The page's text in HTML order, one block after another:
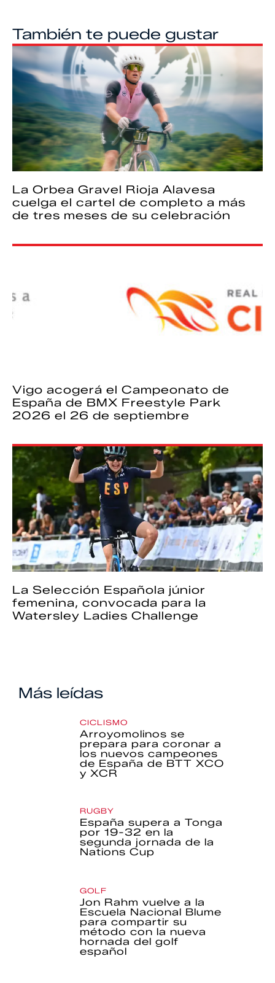
También te puede gustar
La Orbea Gravel Rioja Alavesa
cuelga el cartel de completo a más
de tres meses de su celebración
Vigo acogerá el Campeonato de
España de BMX Freestyle Park
2026 el 26 de septiembre
La Selección Española júnior
femenina, convocada para la
Watersley Ladies Challenge
Más leídas
CICLISMO
Arroyomolinos se
prepara para coronar a
los nuevos campeones
de España de BTT XCO
y XCR
RUGBY
España supera a Tonga
por 19-32 en la
segunda jornada de la
Nations Cup
GOLF
Jon Rahm vuelve a la
Escuela Nacional Blume
para compartir su
método con la nueva
hornada del golf
español